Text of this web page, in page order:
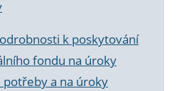
k poskytování
fondu na úroky
a na úroky